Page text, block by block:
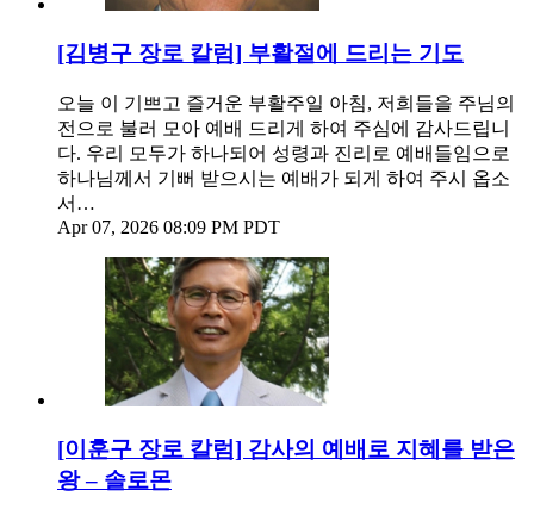
[김병구 장로 칼럼] 부활절에 드리는 기도
오늘 이 기쁘고 즐거운 부활주일 아침, 저희들을 주님의
전으로 불러 모아 예배 드리게 하여 주심에 감사드립니
다. 우리 모두가 하나되어 성령과 진리로 예배들임으로
하나님께서 기뻐 받으시는 예배가 되게 하여 주시 옵소
서…
Apr 07, 2026 08:09 PM PDT
[이훈구 장로 칼럼] 감사의 예배로 지혜를 받은
왕 – 솔로몬